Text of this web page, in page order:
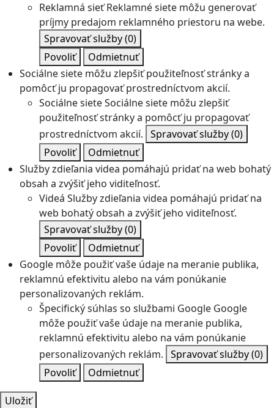
Reklamná sieť Reklamné siete môžu generovať
príjmy predajom reklamného priestoru na webe.
Spravovať služby(0)
Povoliť
Odmietnuť
Sociálne siete môžu zlepšiť použiteľnosť stránky a
pomôcť ju propagovať prostredníctvom akcií.
Sociálne sieteSociálne siete môžu zlepšiť
použiteľnosť stránky a pomôcť ju propagovať
prostredníctvom akcií. Spravovať služby(0)
Povoliť
Odmietnuť
Služby zdieľania videa pomáhajú pridať na web bohatý
obsah a zvýšiť jeho viditeľnosť.
Videá Služby zdieľania videa pomáhajú pridať na
web bohatý obsah a zvýšiť jeho viditeľnosť.
Spravovať služby(0)
Povoliť
Odmietnuť
Google môže použiť vaše údaje na meranie publika,
reklamnú efektivitu alebo na vám ponúkanie
personalizovaných reklám.
Špecifický súhlas so službami Google Google
môže použiť vaše údaje na meranie publika,
reklamnú efektivitu alebo na vám ponúkanie
personalizovaných reklám. Spravovať služby(0)
Povoliť
Odmietnuť
Uložiť